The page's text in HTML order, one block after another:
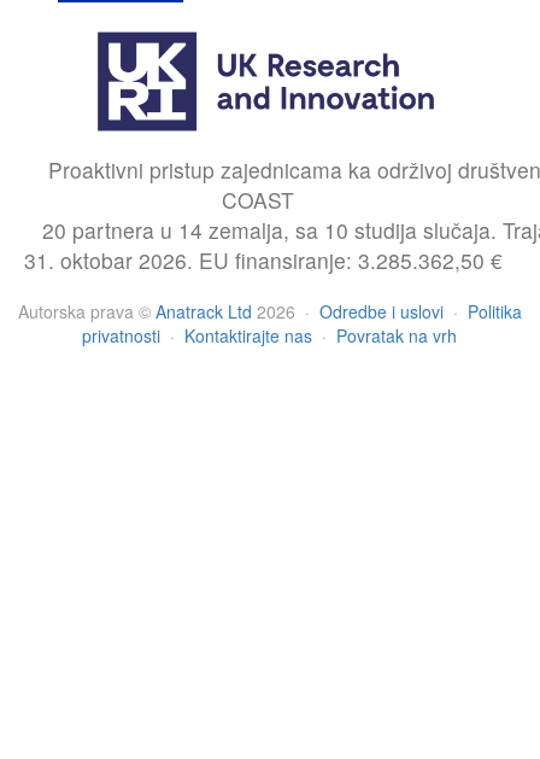
Proaktivni pristup zajednicama ka održivoj
COAST
20 partnera u 14 zemalja, sa 10 studija slučaja.
31. oktobar 2026. EU finansiranje: 3.285.362,50 €
Autorska prava © Anatrack Ltd 2026 · Odredbe i uslovi · Politika
privatnosti · Kontaktirajte nas · Povratak na vrh